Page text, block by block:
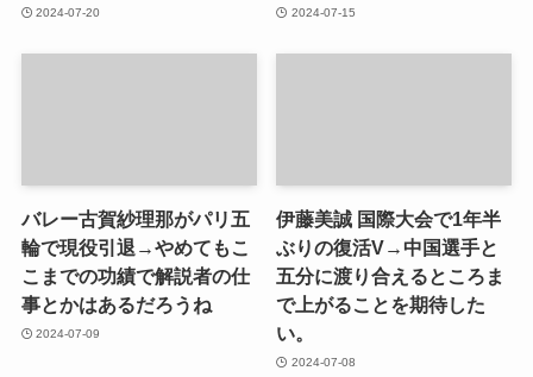
2024-07-20 2024-07-15
バレー古賀紗理那がパリ五
輪で現役引退→やめてもこ
こまでの功績で解説者の仕
事とかはあるだろうね
2024-07-09
伊藤美誠 国際大会で1年半
ぶりの復活V→中国選手と
五分に渡り合えるところま
で上がることを期待した
い。
2024-07-08